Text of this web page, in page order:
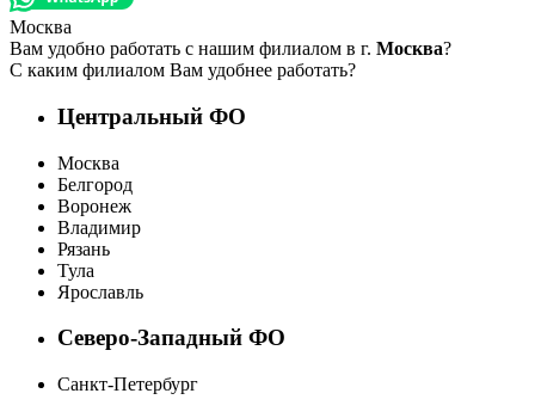
Москва
Вам удобно работать с нашим филиалом в г. Москва?
С каким филиалом Вам удобнее работать?
Центральный ФО
Москва
Белгород
Воронеж
Владимир
Рязань
Тула
Ярославль
Северо-Западный ФО
Санкт-Петербург